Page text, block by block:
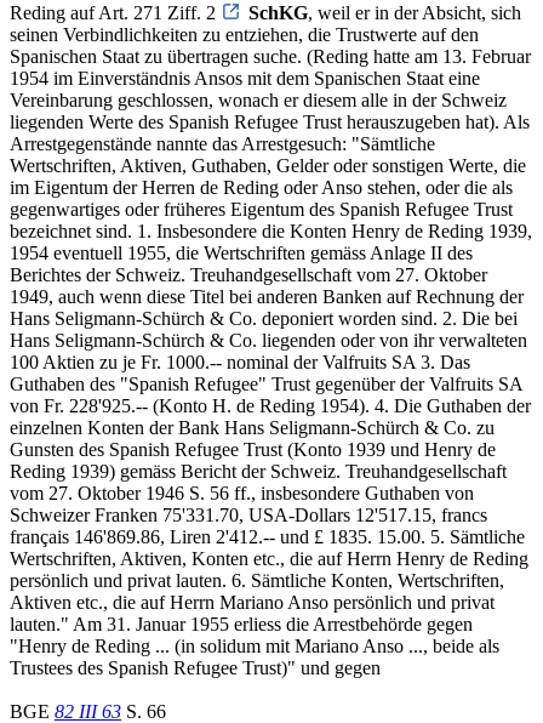
Reding auf Art. 271 Ziff. 2
SchKG, weil er in der Absicht, sich
seinen Verbindlichkeiten zu entziehen, die Trustwerte auf den
Spanischen Staat zu übertragen suche. (Reding hatte am 13. Februar
1954 im Einverständnis Ansos mit dem Spanischen Staat eine
Vereinbarung geschlossen, wonach er diesem alle in der Schweiz
liegenden Werte des Spanish Refugee Trust herauszugeben hat). Als
Arrestgegenstände nannte das Arrestgesuch: "Sämtliche
Wertschriften, Aktiven, Guthaben, Gelder oder sonstigen Werte, die
im Eigentum der Herren de Reding oder Anso stehen, oder die als
gegenwartiges oder früheres Eigentum des Spanish Refugee Trust
bezeichnet sind. 1. Insbesondere die Konten Henry de Reding 1939,
1954 eventuell 1955, die Wertschriften gemäss Anlage II des
Berichtes der Schweiz. Treuhandgesellschaft vom 27. Oktober
1949, auch wenn diese Titel bei anderen Banken auf Rechnung der
Hans Seligmann-Schürch & Co. deponiert worden sind. 2. Die bei
Hans Seligmann-Schürch & Co. liegenden oder von ihr verwalteten
100 Aktien zu je Fr. 1000.-- nominal der Valfruits SA 3. Das
Guthaben des "Spanish Refugee" Trust gegenüber der Valfruits SA
von Fr. 228'925.-- (Konto H. de Reding 1954). 4. Die Guthaben der
einzelnen Konten der Bank Hans Seligmann-Schürch & Co. zu
Gunsten des Spanish Refugee Trust (Konto 1939 und Henry de
Reding 1939) gemäss Bericht der Schweiz. Treuhandgesellschaft
vom 27. Oktober 1946 S. 56 ff., insbesondere Guthaben von
Schweizer Franken 75'331.70, USA-Dollars 12'517.15, francs
français 146'869.86, Liren 2'412.-- und £ 1835. 15.00. 5. Sämtliche
Wertschriften, Aktiven, Konten etc., die auf Herrn Henry de Reding
persönlich und privat lauten. 6. Sämtliche Konten, Wertschriften,
Aktiven etc., die auf Herrn Mariano Anso persönlich und privat
lauten." Am 31. Januar 1955 erliess die Arrestbehörde gegen
"Henry de Reding ... (in solidum mit Mariano Anso ..., beide als
Trustees des Spanish Refugee Trust)" und gegen
BGE 82 III 63 S. 66